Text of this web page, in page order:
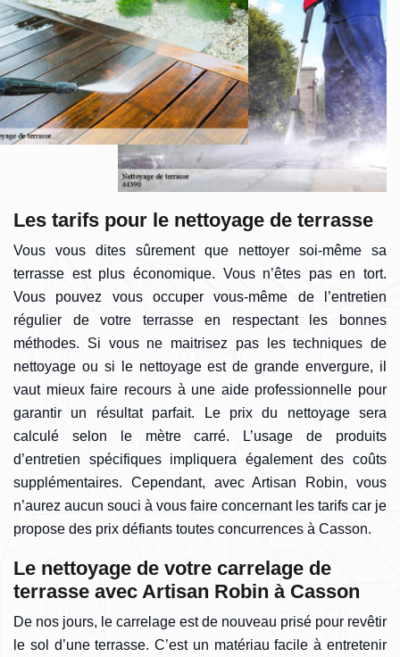
Les tarifs pour le nettoyage de terrasse
Vous vous dites sûrement que nettoyer soi-même sa
terrasse est plus économique. Vous n’êtes pas en tort.
Vous pouvez vous occuper vous-même de l’entretien
régulier de votre terrasse en respectant les bonnes
méthodes. Si vous ne maitrisez pas les techniques de
nettoyage ou si le nettoyage est de grande envergure, il
vaut mieux faire recours à une aide professionnelle pour
garantir un résultat parfait. Le prix du nettoyage sera
calculé selon le mètre carré. L’usage de produits
d’entretien spécifiques impliquera également des coûts
supplémentaires. Cependant, avec Artisan Robin, vous
n’aurez aucun souci à vous faire concernant les tarifs car je
propose des prix défiants toutes concurrences à Casson.
Le nettoyage de votre carrelage de
terrasse avec Artisan Robin à Casson
De nos jours, le carrelage est de nouveau prisé pour revêtir
le sol d’une terrasse. C’est un matériau facile à entretenir